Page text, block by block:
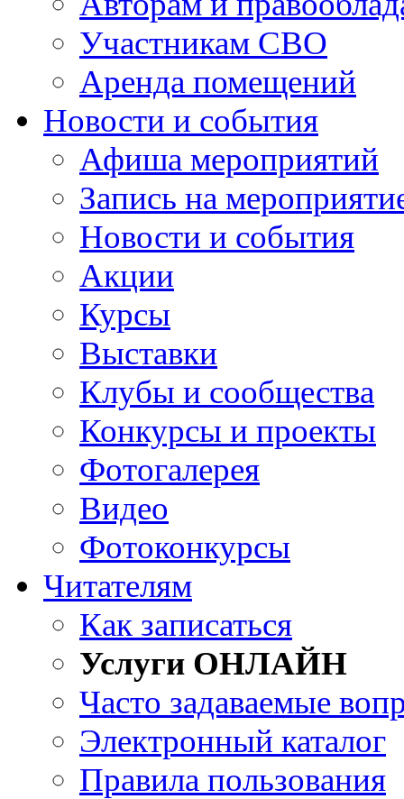
Участникам СВО
Аренда помещений
Новости и события
Афиша мероприятий
Запись на
Новости и события
Акции
Курсы
Выставки
Клубы и сообщества
Конкурсы и проекты
Фотогалерея
Видео
Фотоконкурсы
Читателям
Как записаться
Услуги ОНЛАЙН
Часто задаваемые
Электронный каталог
Правила пользования